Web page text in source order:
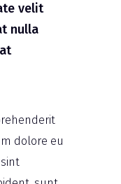
velit
nulla
dolore eu